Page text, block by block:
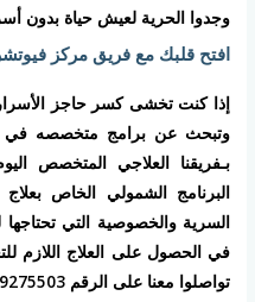
وجدوا الحرية لعيش حياة بدون
افتح قلبك مع فريق مركز
إذا كنت تخشى كسر حاجز
وتبحث عن برامج متخصصه في
بـفريقنا العلاجي المتخصص
البرنامج الشمولي الخاص
السرية والخصوصية التي
في الحصول على العلاج اللازم
تواصلوا معنا على الرقم 01029275503.